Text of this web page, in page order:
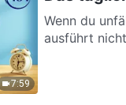
7:59
Wenn du
ausführt